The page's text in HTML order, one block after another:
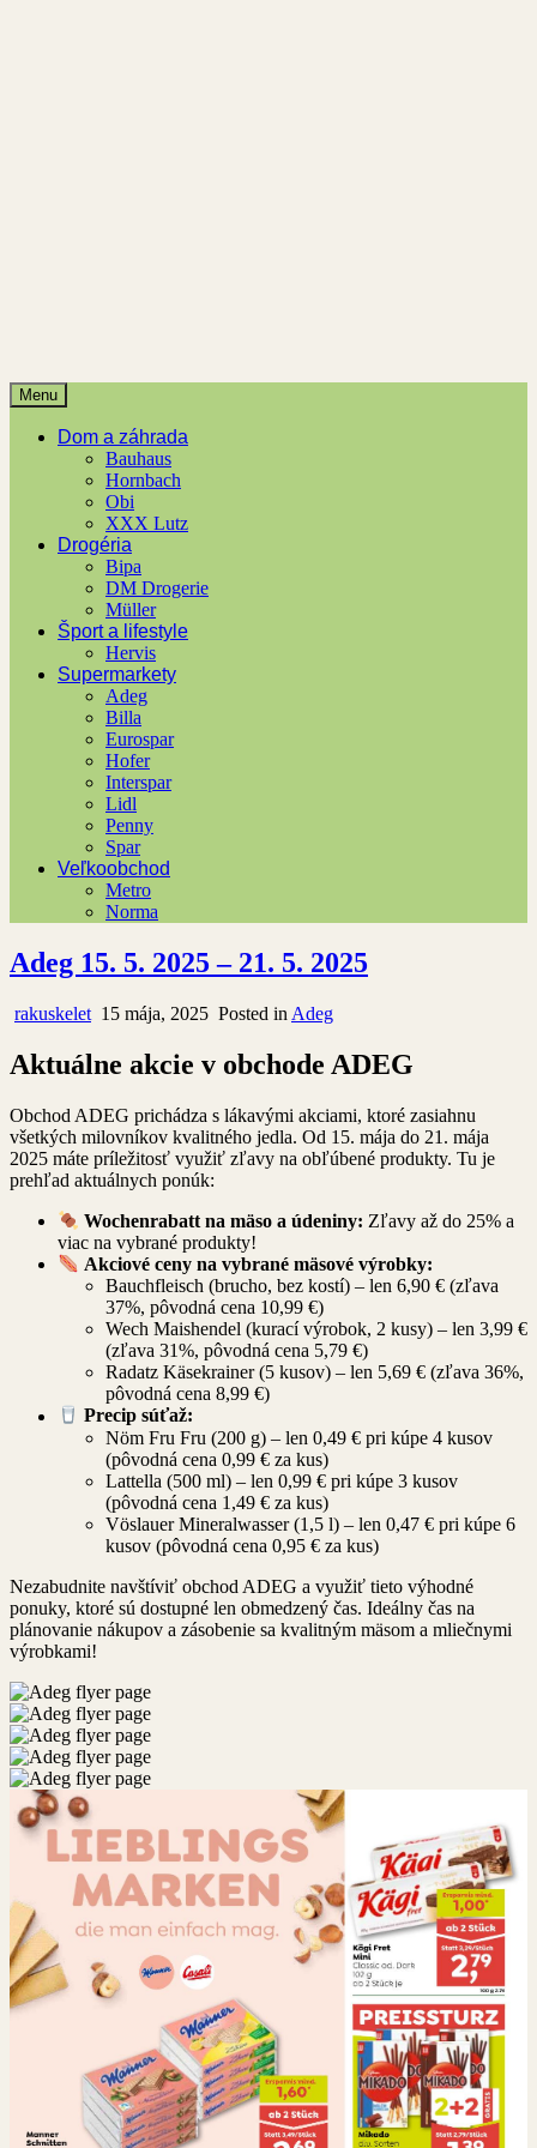
Menu
Dom a záhrada
Bauhaus
Hornbach
Obi
XXX Lutz
Drogéria
Bipa
DM Drogerie
Müller
Šport a lifestyle
Hervis
Supermarkety
Adeg
Billa
Eurospar
Hofer
Interspar
Lidl
Penny
Spar
Veľkoobchod
Metro
Norma
Adeg 15. 5. 2025 – 21. 5. 2025
rakuskelet 15 mája, 2025 Posted in Adeg
Aktuálne akcie v obchode ADEG
Obchod ADEG prichádza s lákavými akciami, ktoré zasiahnu
všetkých milovníkov kvalitného jedla. Od 15. mája do 21. mája
2025 máte príležitosť využiť zľavy na obľúbené produkty. Tu je
prehľad aktuálnych ponúk:
Wochenrabatt na mäso a údeniny: Zľavy až do 25% a
viac na vybrané produkty!
Akciové ceny na vybrané mäsové výrobky:
Bauchfleisch (brucho, bez kostí) – len 6,90 € (zľava
37%, pôvodná cena 10,99 €)
Wech Maishendel (kurací výrobok, 2 kusy) – len 3,99 €
(zľava 31%, pôvodná cena 5,79 €)
Radatz Käsekrainer (5 kusov) – len 5,69 € (zľava 36%,
pôvodná cena 8,99 €)
Precip súťaž:
Nöm Fru Fru (200 g) – len 0,49 € pri kúpe 4 kusov
(pôvodná cena 0,99 € za kus)
Lattella (500 ml) – len 0,99 € pri kúpe 3 kusov
(pôvodná cena 1,49 € za kus)
Vöslauer Mineralwasser (1,5 l) – len 0,47 € pri kúpe 6
kusov (pôvodná cena 0,95 € za kus)
Nezabudnite navštíviť obchod ADEG a využiť tieto výhodné
ponuky, ktoré sú dostupné len obmedzený čas. Ideálny čas na
plánovanie nákupov a zásobenie sa kvalitným mäsom a mliečnymi
výrobkami!